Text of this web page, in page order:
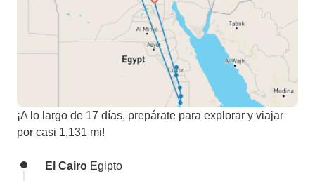
¡A lo largo de 17 días, prepárate para explorar y viajar
por casi 1,131 mi!
El Cairo Egipto